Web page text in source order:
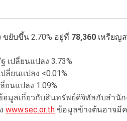
ขยับขึ้น 2.70% อยู่ที่ 78,360 เหรียญ
เปลี่ยนแปลง 3.73%
ลี่ยนแปลง <0.01%
ยนแปลง 1.09%
อมูลเกี่ยวกับสินทรัพย์ดิจิทัลกับสำ
www.sec.or.th ข้อมูลข้างต้นอาจมี